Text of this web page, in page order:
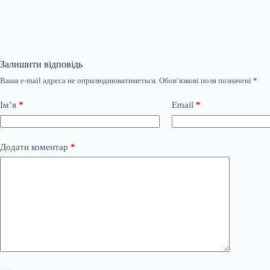
Залишити відповідь
Ваша e-mail адреса не оприлюднюватиметься. Обов’язкові поля позначені *
Ім’я * Email *
Додати коментар *